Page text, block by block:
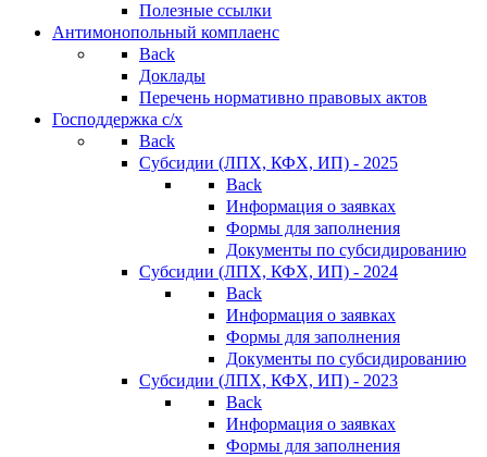
Полезные ссылки
Антимонопольный комплаенс
Back
Доклады
Перечень нормативно правовых актов
Господдержка с/х
Back
Субсидии (ЛПХ, КФХ, ИП) - 2025
Back
Информация о заявках
Формы для заполнения
Документы по субсидированию
Субсидии (ЛПХ, КФХ, ИП) - 2024
Back
Информация о заявках
Формы для заполнения
Документы по субсидированию
Субсидии (ЛПХ, КФХ, ИП) - 2023
Back
Информация о заявках
Формы для заполнения